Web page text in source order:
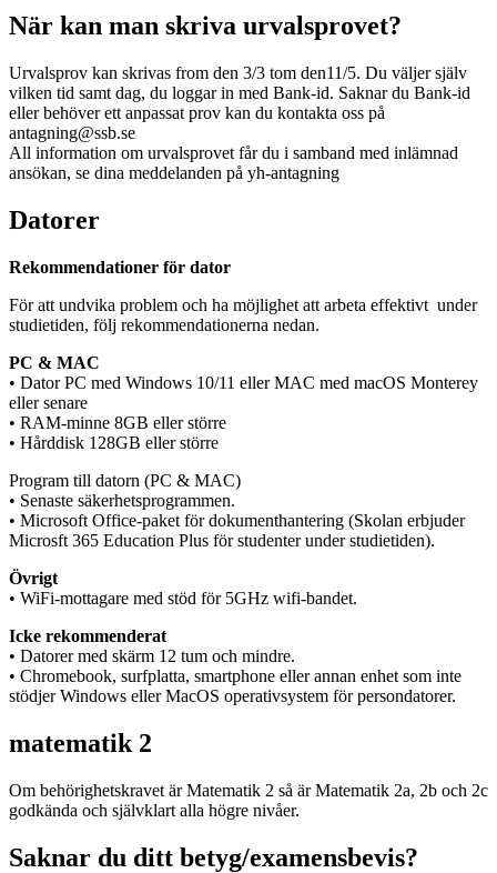
När kan man skriva urvalsprovet?
Urvalsprov kan skrivas from den 3/3 tom den11/5. Du väljer själv
vilken tid samt dag, du loggar in med Bank-id. Saknar du Bank-id
eller behöver ett anpassat prov kan du kontakta oss på
antagning@ssb.se
All information om urvalsprovet får du i samband med inlämnad
ansökan, se dina meddelanden på yh-antagning
Datorer
Rekommendationer för dator
För att undvika problem och ha möjlighet att arbeta effektivt under
studietiden, följ rekommendationerna nedan.
PC & MAC
• Dator PC med Windows 10/11 eller MAC med macOS Monterey
eller senare
• RAM-minne 8GB eller större
• Hårddisk 128GB eller större
Program till datorn (PC & MAC)
• Senaste säkerhetsprogrammen.
• Microsoft Office-paket för dokumenthantering (Skolan erbjuder
Microsft 365 Education Plus för studenter under studietiden).
Övrigt
• WiFi-mottagare med stöd för 5GHz wifi-bandet.
Icke rekommenderat
• Datorer med skärm 12 tum och mindre.
• Chromebook, surfplatta, smartphone eller annan enhet som inte
stödjer Windows eller MacOS operativsystem för persondatorer.
matematik 2
Om behörighetskravet är Matematik 2 så är Matematik 2a, 2b och 2c
godkända och självklart alla högre nivåer.
Saknar du ditt betyg/examensbevis?